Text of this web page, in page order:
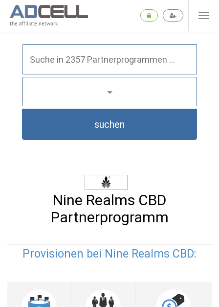
the affiliate network
suchen
Nine Realms CBD
Partnerprogramm
Provisionen bei Nine Realms CBD: